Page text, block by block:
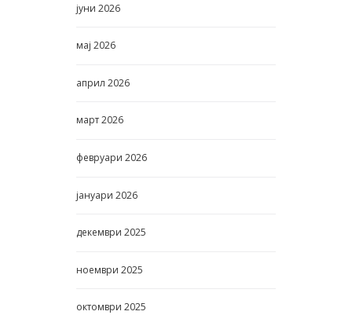
јуни 2026
мај 2026
април 2026
март2026
февруари 2026
јануари 2026
декември 2025
ноември 2025
октомври 2025